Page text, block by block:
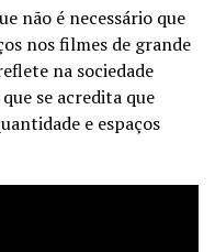
não é necessário que
nos filmes de grande
na sociedade
se acredita que
e espaços